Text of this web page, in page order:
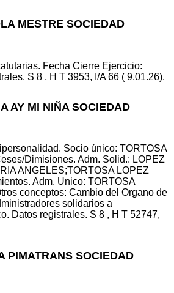
MESTRE SOCIEDAD
Fecha Cierre Ejercicio:
S 8 , H T 3953, I/A 66 ( 9.01.26).
AY MI NIÑA SOCIEDAD
Socio único: TORTOSA
Dimisiones. Adm. Solid.: LOPEZ
ANGELES;TORTOSA LOPEZ
Adm. Unico: TORTOSA
conceptos: Cambio del Organo de
solidarios a
Datos registrales. S 8 , H T 52747,
PIMATRANS SOCIEDAD